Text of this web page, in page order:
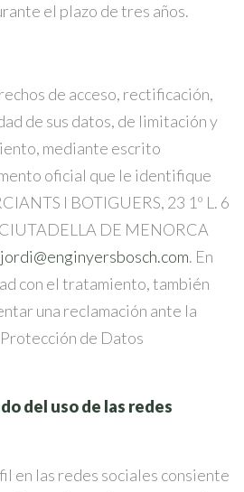
el plazo de tres años.
de acceso, rectificación,
de sus datos, de limitación y
mediante escrito
oficial que le identifique
I BOTIGUERS, 23 1º L. 6
DE MENORCA
jordi@enginyersbosch.com. En
con el tratamiento, también
una reclamación ante la
de Datos
del uso de las redes
en las redes sociales consiente